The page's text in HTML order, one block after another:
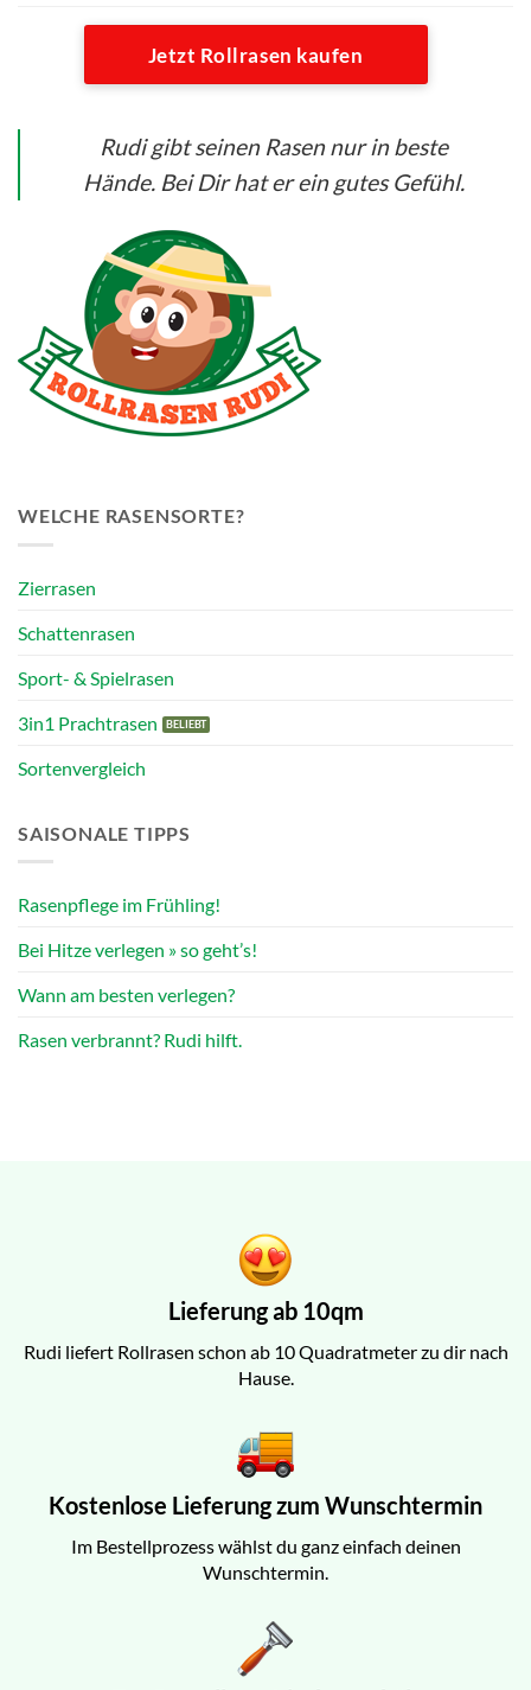
Jetzt Rollrasen kaufen
Rudi gibt seinen Rasen nur in beste
Hände. Bei Dir hat er ein gutes Gefühl.
WELCHE RASENSORTE?
Zierrasen
Schattenrasen
Sport- & Spielrasen
3in1 Prachtrasen
Sortenvergleich
SAISONALE TIPPS
Rasenpflege im Frühling!
Bei Hitze verlegen » so geht’s!
Wann am besten verlegen?
Rasen verbrannt? Rudi hilft.
Lieferung ab 10qm
Rudi liefert Rollrasen schon ab 10 Quadratmeter zu dir nach
Hause.
Kostenlose Lieferung zum Wunschtermin
Im Bestellprozess wählst du ganz einfach deinen
Wunschtermin.